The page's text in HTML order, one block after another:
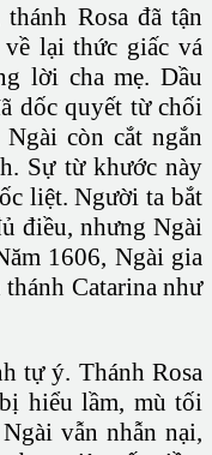
Rosa đã tận
lại thức giấc vá
lời cha mẹ. Dầu
dốc quyết từ chối
còn cắt ngắn
Sự từ khước này
liệt. Người ta bắt
điều, nhưng Ngài
1606, Ngài gia
Catarina như
tự ý. Thánh Rosa
hiểu lầm, mù tối
vẫn nhẫn nại,